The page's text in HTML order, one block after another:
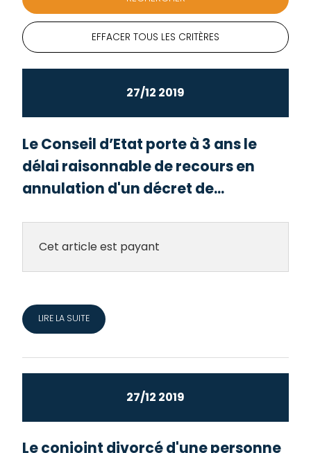
EFFACER TOUS LES CRITÈRES
27/12 2019
Le Conseil d’Etat porte à 3 ans le
délai raisonnable de recours en
annulation d'un décret de...
Cet article est payant
LIRE LA SUITE
27/12 2019
Le conjoint divorcé d'une personne